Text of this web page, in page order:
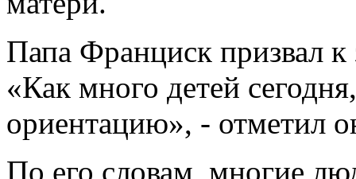
Папа Франциск призвал
«Как много детей
ориентацию», - отметил
По его словам, многие